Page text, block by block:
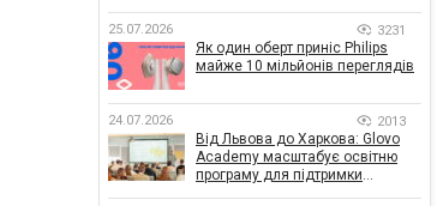
25.07.2026 3231
Як один оберт приніс Philips
майже 10 мільйонів переглядів
24.07.2026 2013
Від Львова до Харкова: Glovo
Academy масштабує освітню
програму для підтримки